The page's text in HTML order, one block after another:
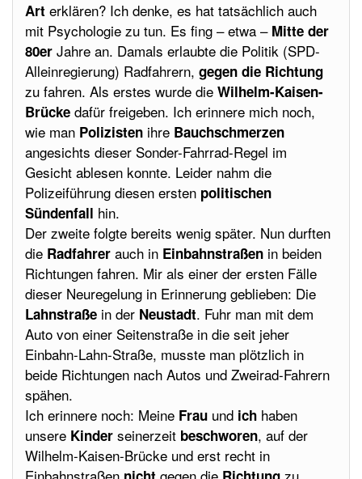
Art erklären? Ich denke, es hat tatsächlich auch
mit Psychologie zu tun. Es fing – etwa – Mitte der
80er Jahre an. Damals erlaubte die Politik (SPD-
Alleinregierung) Radfahrern, gegen die Richtung
zu fahren. Als erstes wurde die Wilhelm-Kaisen-
Brücke dafür freigeben. Ich erinnere mich noch,
wie man Polizisten ihre Bauchschmerzen
angesichts dieser Sonder-Fahrrad-Regel im
Gesicht ablesen konnte. Leider nahm die
Polizeiführung diesen ersten politischen
Sündenfall hin.
Der zweite folgte bereits wenig später. Nun durften
die Radfahrer auch in Einbahnstraßen in beiden
Richtungen fahren. Mir als einer der ersten Fälle
dieser Neuregelung in Erinnerung geblieben: Die
Lahnstraße in der Neustadt. Fuhr man mit dem
Auto von einer Seitenstraße in die seit jeher
Einbahn-Lahn-Straße, musste man plötzlich in
beide Richtungen nach Autos und Zweirad-Fahrern
spähen.
Ich erinnere noch: Meine Frau und ich haben
unsere Kinder seinerzeit beschworen, auf der
Wilhelm-Kaisen-Brücke und erst recht in